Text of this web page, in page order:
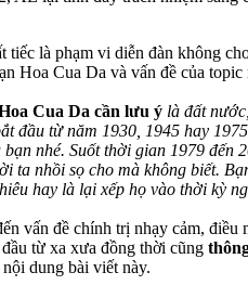
tiếc là phạm vi diễn đàn không
Hoa Cua Da và vấn đề của
Cua Da cần lưu ý là đất
đầu từ năm 1930, 1945 hay
nhé. Suốt thời gian 1979
ta nhồi sọ cho mà không biết.
hay là lại xếp họ vào thời kỳ
vấn đề chính trị nhạy cảm,
từ xa xưa đồng thời cũng
dung bài viết này.